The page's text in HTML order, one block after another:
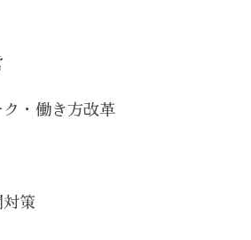
ク・働き方改革
対策